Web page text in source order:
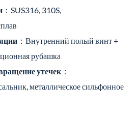
：SUS316, 310S,
：Внутренний полый винт +
рубашка
утечек ：
металлическое сильфонное